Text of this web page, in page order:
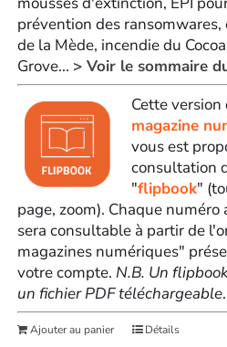
prévention des ransomwares,
de la Mède, incendie du
Grove... > Voir le sommaire
Cette version
magazine
vous est
consultation
"flipbook"
page, zoom). Chaque numéro
sera consultable à partir de
magazines numériques"
votre compte. N.B. Un
un fichier PDF téléchargeable.
Ajouter au panier Détails